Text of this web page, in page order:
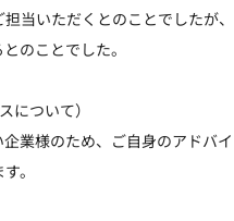
当いただくとのことでしたが、
のことでした。
について）
業様のため、ご自身のアドバイ
。